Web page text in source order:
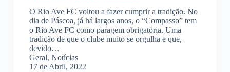
O Rio Ave FC voltou a fazer cumprir a tradição. No
dia de Páscoa, já há largos anos, o “Compasso” tem
o Rio Ave FC como paragem obrigatória. Uma
tradição de que o clube muito se orgulha e que,
devido…
Geral, Notícias
17 de Abril, 2022